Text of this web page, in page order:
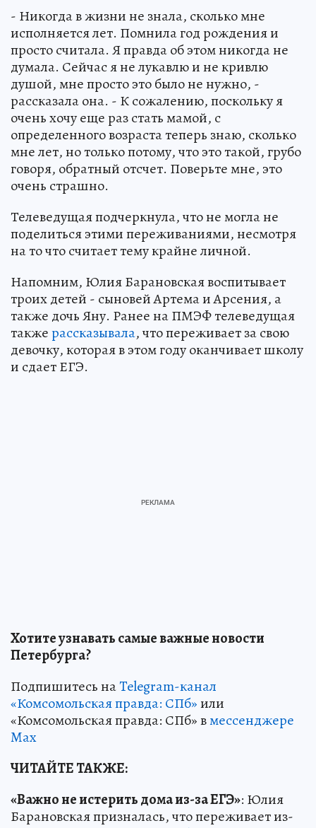
- Никогда в жизни не знала, сколько мне
исполняется лет. Помнила год рождения и
просто считала. Я правда об этом никогда не
думала. Сейчас я не лукавлю и не кривлю
душой, мне просто это было не нужно, -
рассказала она. - К сожалению, поскольку я
очень хочу еще раз стать мамой, с
определенного возраста теперь знаю, сколько
мне лет, но только потому, что это такой, грубо
говоря, обратный отсчет. Поверьте мне, это
очень страшно.
Телеведущая подчеркнула, что не могла не
поделиться этими переживаниями, несмотря
на то что считает тему крайне личной.
Напомним, Юлия Барановская воспитывает
троих детей - сыновей Артема и Арсения, а
также дочь Яну. Ранее на ПМЭФ телеведущая
такжерассказывала, что переживает за свою
девочку, которая в этом году оканчивает школу
и сдает ЕГЭ.
Хотите узнавать самые важные новости
Петербурга?
Подпишитесь наTelegram-канал
«Комсомольская правда: СПб»или
«Комсомольская правда: СПб» вмессенджере
Max
ЧИТАЙТЕ ТАКЖЕ:
«Важно не истерить дома из-за ЕГЭ»: Юлия
Барановская призналась, что переживает из-